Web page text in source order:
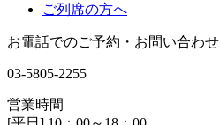
ご列席の方へ
お電話でのご予約・お問い合わせ
03-5805-2255
営業時間